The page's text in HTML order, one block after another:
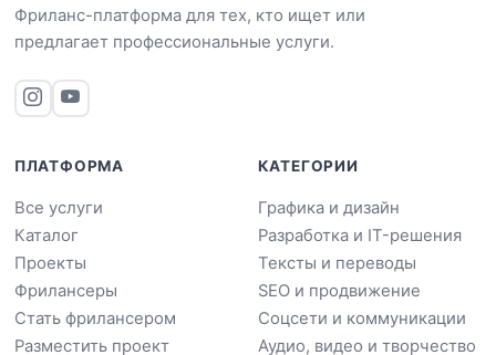
Фриланс-платформа для тех, кто ищет или
предлагает профессиональные услуги.
ПЛАТФОРМА
Все услуги
Каталог
Проекты
Фрилансеры
Стать фрилансером
Разместить проект
КАТЕГОРИИ
Графика и дизайн
Разработка и IT-решения
Тексты и переводы
SEO и продвижение
Соцсети и коммуникации
Аудио, видео и творчество